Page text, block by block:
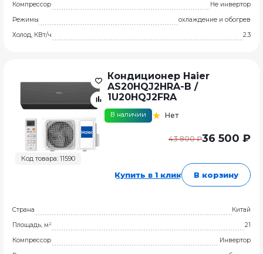
Компрессор
Не инвертор
Режимы
охлаждение и обогрев
Холод, КВт/ч
2.3
Код товара: 11590
Кондиционер Haier
AS20HQJ2HRA-B /
1U20HQJ2FRA
В наличии Нет
43 800 ₽36 500 ₽
Купить в 1 клик В корзину
Страна
Китай
Площадь, м²
21
Компрессор
Инвертор